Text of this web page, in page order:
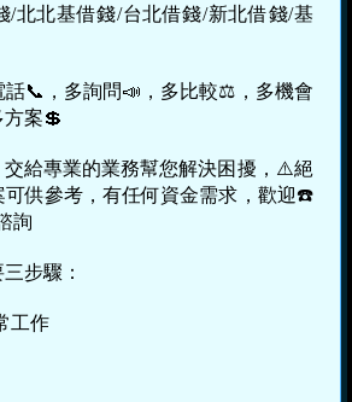
/北北基借錢/台北借錢/新北借錢/基
話📞，多詢問📣，多比較⚖，多機會
案💲
交給專業的業務幫您解決困擾，⚠️絕
可供參考，有任何資金需求，歡迎☎️
詢
步驟：
工作